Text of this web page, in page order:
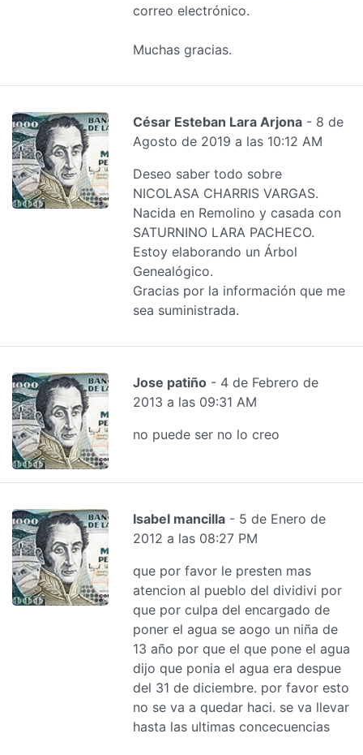
correo electrónico.
Muchas gracias.
César Esteban Lara Arjona - 8 de
Agosto de 2019 a las 10:12 AM
Deseo saber todo sobre
NICOLASA CHARRIS VARGAS.
Nacida en Remolino y casada con
SATURNINO LARA PACHECO.
Estoy elaborando un Árbol
Genealógico.
Gracias por la información que me
sea suministrada.
Jose patiño - 4 de Febrero de
2013 a las 09:31 AM
no puede ser no lo creo
Isabel mancilla - 5 de Enero de
2012 a las 08:27 PM
que por favor le presten mas
atencion al pueblo del dividivi por
que por culpa del encargado de
poner el agua se aogo un niña de
13 año por que el que pone el agua
dijo que ponia el agua era despue
del 31 de diciembre. por favor esto
no se va a quedar haci. se va llevar
hasta las ultimas concecuencias